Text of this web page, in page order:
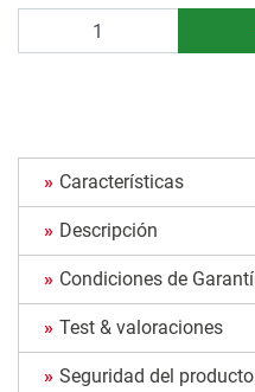
Características
Descripción
Condiciones de
Test & valoraciones
Seguridad del producto